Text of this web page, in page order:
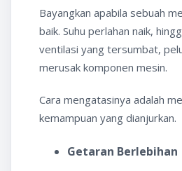
Bayangkan apabila sebuah
baik. Suhu perlahan naik,
ventilasi yang tersumbat,
merusak komponen mesin.
Cara mengatasinya adalah
kemampuan yang dianjurkan.
Getaran Berlebihan